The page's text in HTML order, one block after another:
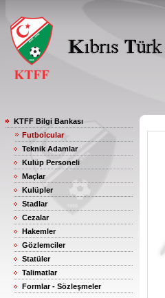
KTFF Bilgi Bankası
Futbolcular
Teknik Adamlar
Kulüp Personeli
Maçlar
Kulüpler
Stadlar
Cezalar
Hakemler
Gözlemciler
Statüler
Talimatlar
Formlar - Sözleşmeler